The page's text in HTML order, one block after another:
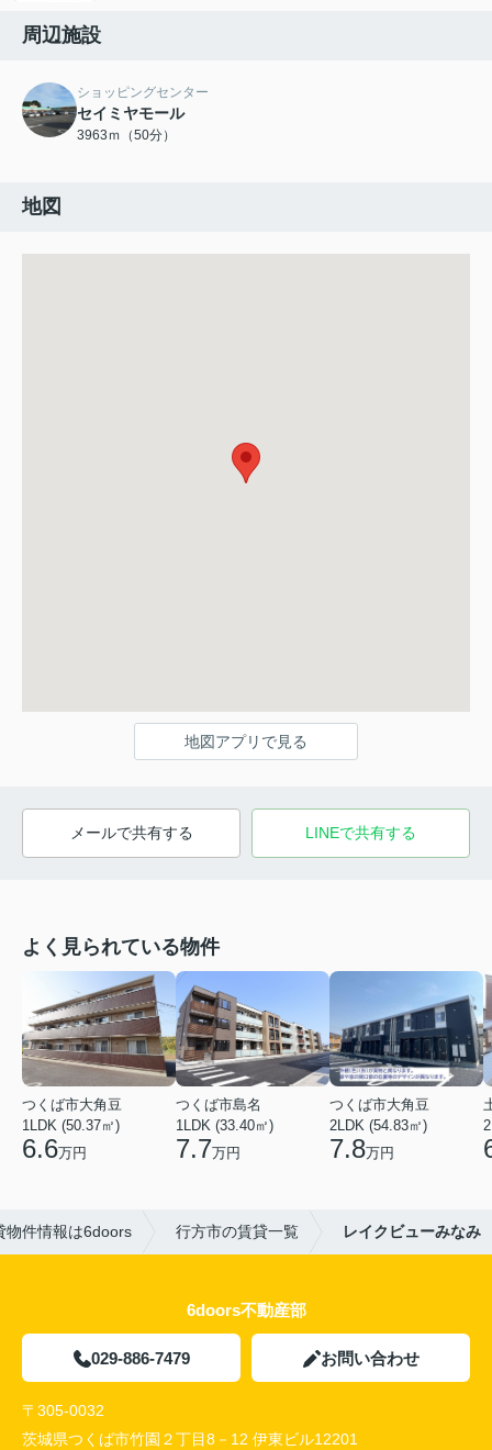
周辺施設
ショッピングセンター
セイミヤモール
3963ｍ（50分）
地図
地図アプリで見る
メールで共有する LINEで共有する
よく見られている物件
つくば市大角豆
1LDK (50.37㎡)
6.6万円
つくば市島名
1LDK (33.40㎡)
7.7万円
つくば市大角豆
2LDK (54.83㎡)
7.8万円
物件情報は6doors 行方市の賃貸一覧 レイクビューみなみ
6doors不動産部
029-886-7479 お問い合わせ
〒305-0032
茨城県つくば市竹園２丁目8－12 伊東ビル12201